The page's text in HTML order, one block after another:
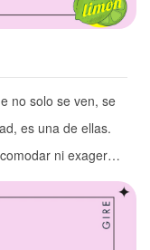
no solo se ven, se
es una de ellas.
ni exagerar
lo cotidiano,
por alto: las
[…]